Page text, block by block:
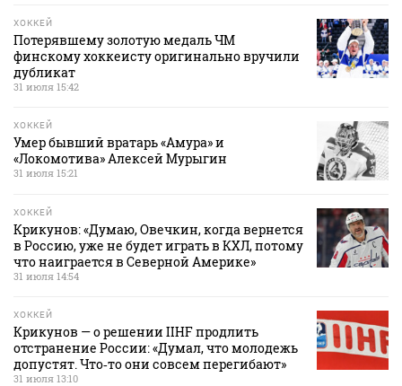
ХОККЕЙ
Потерявшему золотую медаль ЧМ
финскому хоккеисту оригинально вручили
дубликат
31 июля 15:42
ХОККЕЙ
Умер бывший вратарь «Амура» и
«Локомотива» Алексей Мурыгин
31 июля 15:21
ХОККЕЙ
Крикунов: «Думаю, Овечкин, когда вернется
в Россию, уже не будет играть в КХЛ, потому
что наиграется в Северной Америке»
31 июля 14:54
ХОККЕЙ
Крикунов — о решении IIHF продлить
отстранение России: «Думал, что молодежь
допустят. Что‑то они совсем перегибают»
31 июля 13:10